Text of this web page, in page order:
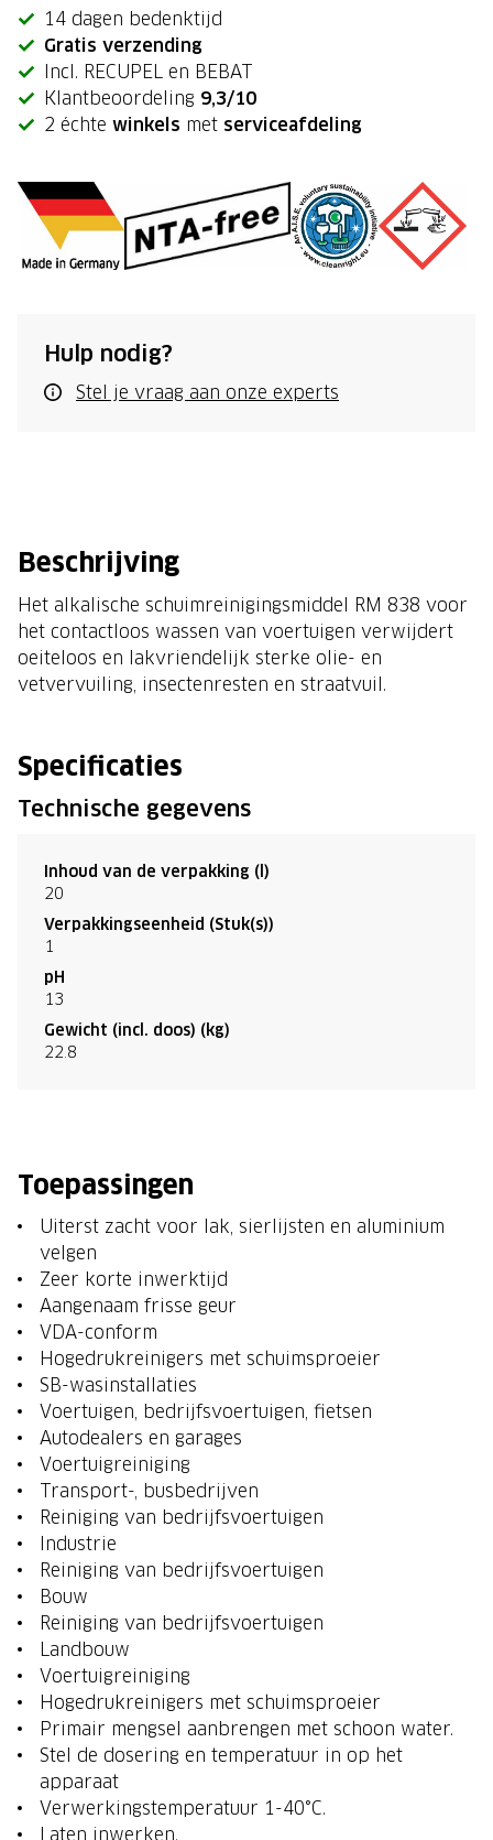
14 dagen bedenktijd
Gratis verzending
Incl. RECUPEL en BEBAT
Klantbeoordeling 9,3/10
2 échte winkels met serviceafdeling
Hulp nodig?
Stel je vraag aan onze experts
Beschrijving
Het alkalische schuimreinigingsmiddel RM 838 voor
het contactloos wassen van voertuigen verwijdert
oeiteloos en lakvriendelijk sterke olie- en
vetvervuiling, insectenresten en straatvuil.
Specificaties
Technische gegevens
Inhoud van de verpakking (l)
20
Verpakkingseenheid (Stuk(s))
1
pH
13
Gewicht (incl. doos) (kg)
22.8
Toepassingen
Uiterst zacht voor lak, sierlijsten en aluminium
velgen
Zeer korte inwerktijd
Aangenaam frisse geur
VDA-conform
Hogedrukreinigers met schuimsproeier
SB-wasinstallaties
Voertuigen, bedrijfsvoertuigen, fietsen
Autodealers en garages
Voertuigreiniging
Transport-, busbedrijven
Reiniging van bedrijfsvoertuigen
Industrie
Reiniging van bedrijfsvoertuigen
Bouw
Reiniging van bedrijfsvoertuigen
Landbouw
Voertuigreiniging
Hogedrukreinigers met schuimsproeier
Primair mengsel aanbrengen met schoon water.
Stel de dosering en temperatuur in op het
apparaat
Verwerkingstemperatuur 1-40°C.
Laten inwerken.